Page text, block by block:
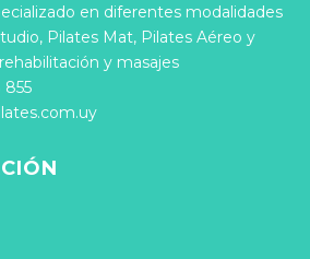
en diferentes modalidades
Pilates Mat, Pilates Aéreo y
y masajes